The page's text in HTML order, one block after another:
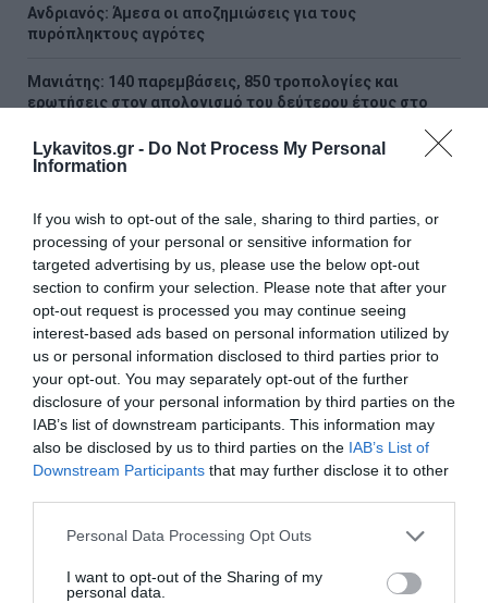
Lykavitos.gr - Do Not Process My Personal
Information
If you wish to opt-out of the sale, sharing to third parties, or
processing of your personal or sensitive information for
targeted advertising by us, please use the below opt-out
section to confirm your selection. Please note that after your
opt-out request is processed you may continue seeing
interest-based ads based on personal information utilized by
us or personal information disclosed to third parties prior to
your opt-out. You may separately opt-out of the further
disclosure of your personal information by third parties on the
IAB’s list of downstream participants. This information may
also be disclosed by us to third parties on the IAB’s List of
Downstream Participants that may further disclose it to other
Please note that this website/app uses one or more Google
not limited to your visit or usage behaviour. You may click to
grant or deny consent to Google and its third-party tags to
Personal Data Processing Opt Outs
I want to opt-out of the Sharing of my
personal data.
Ανδριανός: Άμεσα οι αποζημιώσεις για τους
πυρόπληκτους αγρότες
Μανιάτης: 140 παρεμβάσεις, 850 τροπολογίες και
ερωτήσεις στον απολογισμό του δεύτερου έτους στο
Ο δρόμος προς το 2027 και η κρίση αξιοπιστίας της
Τάκης Θεοδωρικάκος: «Συμβάλλουμε στην εθνική
ασφάλεια της πατρίδας μας με νέο αναπτυξιακό
καθεστώς για την Άμυνα»
Προσοχή στις γονικές παροχές – Πότε μια μεταφορά
χρημάτων φορολογείται
ΟΛΕΣ ΟΙ ΕΙΔΗΣΕΙΣ →
διαβάστε ακόμη